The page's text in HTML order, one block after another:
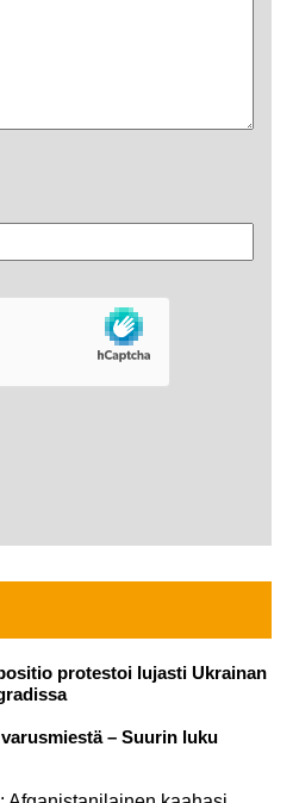
protestoi lujasti Ukrainan
– Suurin luku